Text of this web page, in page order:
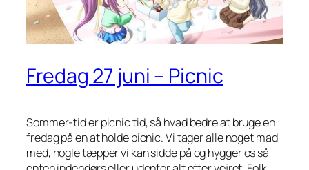
Fredag 27 juni – Picnic
Sommer-tid er picnic tid, så hvad bedre at bruge en
fredag på en at holde picnic. Vi tager alle noget mad
med, nogle tæpper vi kan sidde på og hygger os så